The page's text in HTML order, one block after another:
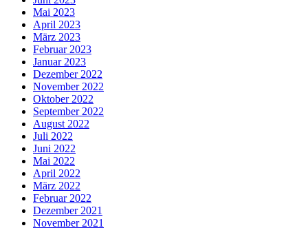
Mai 2023
April 2023
März 2023
Februar 2023
Januar 2023
Dezember 2022
November 2022
Oktober 2022
September 2022
August 2022
Juli 2022
Juni 2022
Mai 2022
April 2022
März 2022
Februar 2022
Dezember 2021
November 2021